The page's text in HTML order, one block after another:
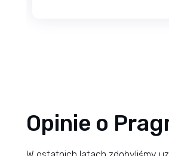
Opinie o